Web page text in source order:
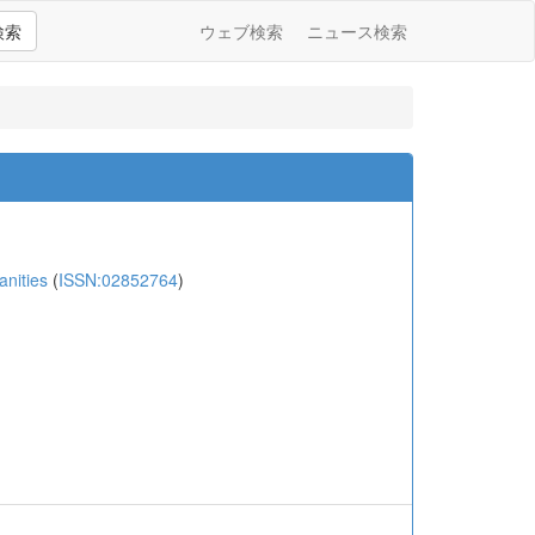
索 ウェブ検索 ニュース検索
(ISSN:02852764)